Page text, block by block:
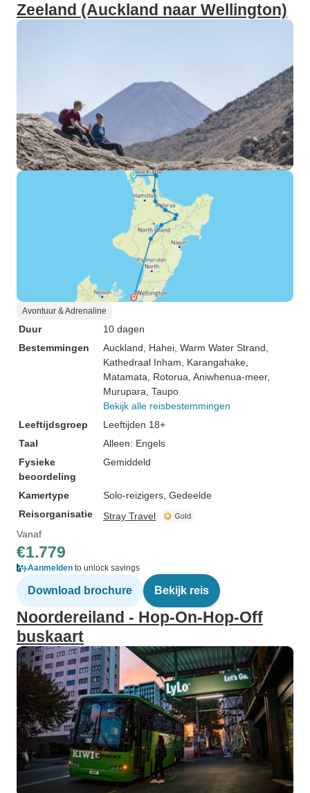
Zeeland (Auckland naar Wellington)
Avontuur & Adrenaline
Duur
10 dagen
Bestemmingen
Auckland , Hahei , Warm Water Strand
Kathedraal Inham , Karangahake
Matamata , Rotorua , Aniwhenua-meer,
Murupara , Taupo
Bekijk alle reisbestemmingen
Leeftijdsgroep
Leeftijden 18+
Taal
Alleen: Engels
Fysieke
beoordeling
Gemiddeld
Kamertype
Solo-reizigers, Gedeelde
Reisorganisatie
Stray Travel
Vanaf
€1.779
Aanmelden to unlock savings
Download brochure Bekijk reis
Noordereiland - Hop-On-Hop-Off
buskaart